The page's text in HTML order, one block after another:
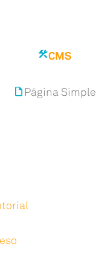
constructionCMS
insert_drive_file Página Simple